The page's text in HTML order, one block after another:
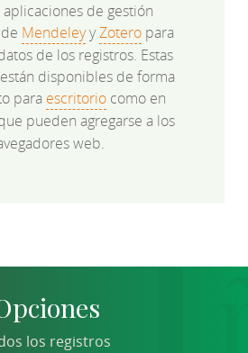
aplicaciones de gestión
MendeleyyZoteropara
de los registros. Estas
disponibles de forma
para escritorio como en
pueden agregarse a los
web.
los registros